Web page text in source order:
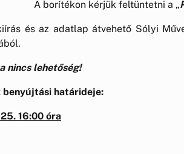
A borítékon kérjük feltüntetni a „
és az adatlap átvehető Sólyi
nincs lehetőség!
benyújtási határideje:
16:00 óra